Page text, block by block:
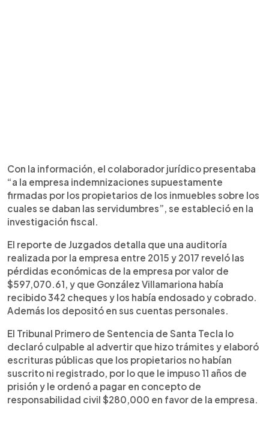
Con la información, el colaborador jurídico presentaba
“a la empresa indemnizaciones supuestamente
firmadas por los propietarios de los inmuebles sobre los
cuales se daban las servidumbres”, se estableció en la
investigación fiscal.
El reporte de Juzgados detalla que una auditoría
realizada por la empresa entre 2015 y 2017 reveló las
pérdidas económicas de la empresa por valor de
$597,070.61, y que González Villamariona había
recibido 342 cheques y los había endosado y cobrado.
Además los depositó en sus cuentas personales.
El Tribunal Primero de Sentencia de Santa Tecla lo
declaró culpable al advertir que hizo trámites y elaboró
escrituras públicas que los propietarios no habían
suscrito ni registrado, por lo que le impuso 11 años de
prisión y le ordenó a pagar en concepto de
responsabilidad civil $280,000 en favor de la empresa.